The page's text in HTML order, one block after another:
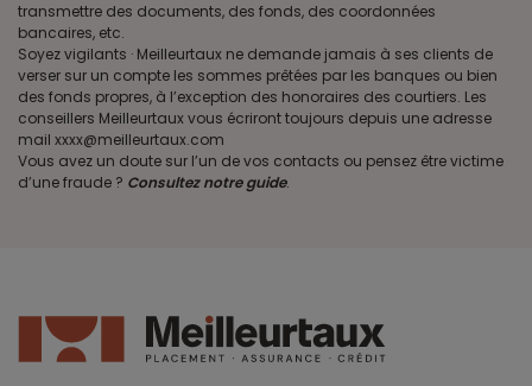
transmettre des documents, des fonds, des coordonnées
bancaires, etc.
Soyez vigilants · Meilleurtaux ne demande jamais à ses clients de
verser sur un compte les sommes prêtées par les banques ou bien
des fonds propres, à l’exception des honoraires des courtiers. Les
conseillers Meilleurtaux vous écriront toujours depuis une adresse
mail xxxx@meilleurtaux.com
Vous avez un doute sur l’un de vos contacts ou pensez être victime
d’une fraude ? Consultez notre guide.